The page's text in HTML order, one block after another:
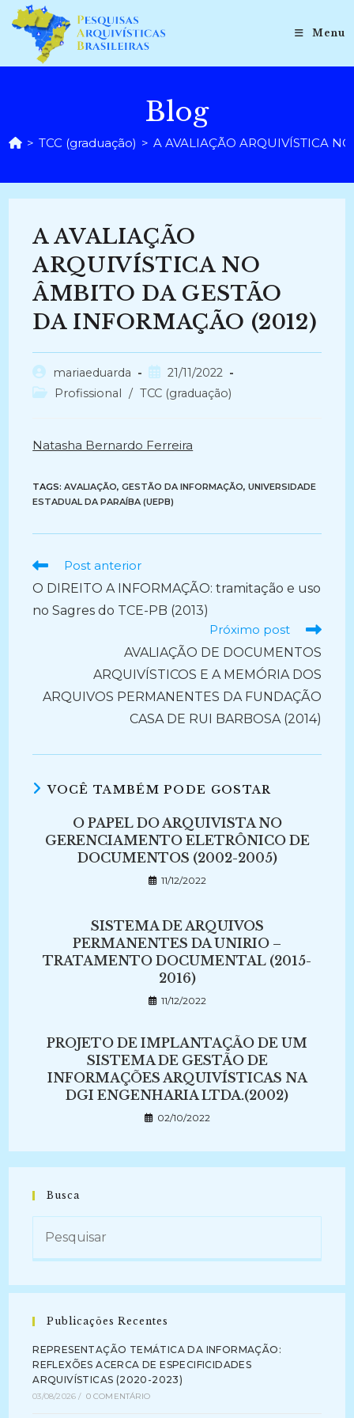
para
conteúdo
Menu
Blog
> TCC (graduação) > A AVALIAÇÃO ARQUIVÍSTICA
A AVALIAÇÃO
ARQUIVÍSTICA NO
ÂMBITO DA GESTÃO
DA INFORMAÇÃO (2012)
Autor
do
mariaeduarda
Post
publicado:
21/11/2022
Categoria
Profissional / TCC (graduação)
Natasha Bernardo Ferreira
TAGS:AVALIAÇÃO, GESTÃO DA INFORMAÇÃO, UNIVERSIDADE
ESTADUAL DA PARAÍBA (UEPB)
Ler
artigos
Post anterior
O DIREITO A INFORMAÇÃO: tramitação e uso
no Sagres do TCE-PB (2013)
Próximo post
AVALIAÇÃO DE DOCUMENTOS
ARQUIVÍSTICOS E A MEMÓRIA DOS
ARQUIVOS PERMANENTES DA FUNDAÇÃO
CASA DE RUI BARBOSA (2014)
VOCÊ TAMBÉM PODE GOSTAR
O PAPEL DO ARQUIVISTA NO
GERENCIAMENTO ELETRÔNICO DE
DOCUMENTOS (2002-2005)
11/12/2022
SISTEMA DE ARQUIVOS
PERMANENTES DA UNIRIO –
TRATAMENTO DOCUMENTAL (2015-
2016)
11/12/2022
PROJETO DE IMPLANTAÇÃO DE UM
SISTEMA DE GESTÃO DE
INFORMAÇÕES ARQUIVÍSTICAS NA
DGI ENGENHARIA LTDA.(2002)
02/10/2022
Busca
Publicações Recentes
REPRESENTAÇÃO TEMÁTICA DA INFORMAÇÃO:
REFLEXÕES ACERCA DE ESPECIFICIDADES
ARQUIVÍSTICAS (2020-2023)
03/08/2026 / 0 COMENTÁRIO